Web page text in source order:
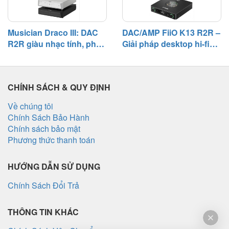
Musician Draco III: DAC
R2R giàu nhạc tính, phối
thống hi-fi
DAC/AMP FiiO K13 R2R –
Giải pháp desktop hi-fi
analog và khả năng phối
CHÍNH SÁCH & QUY ĐỊNH
Về chúng tôi
Chính Sách Bảo Hành
Chính sách bảo mật
Phương thức thanh toán
HƯỚNG DẪN SỬ DỤNG
Chính Sách Đổi Trả
THÔNG TIN KHÁC